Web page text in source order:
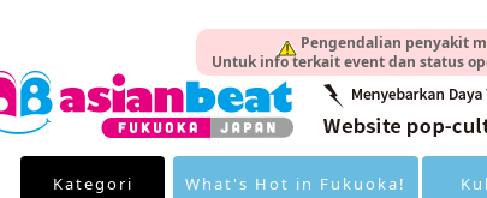
Pengendalian penyakit
Untuk info terkait event dan status
Kategori What's Hot in Fukuoka!